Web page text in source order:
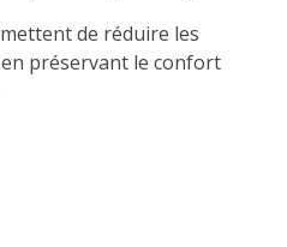
de réduire les
préservant le confort